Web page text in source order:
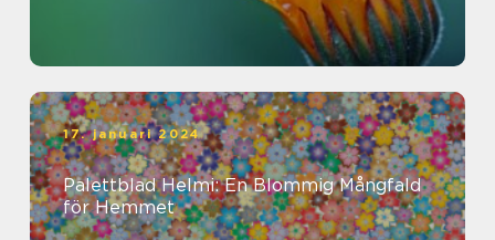
17. januari 2024
Palettblad Helmi: En Blommig Mångfald
för Hemmet